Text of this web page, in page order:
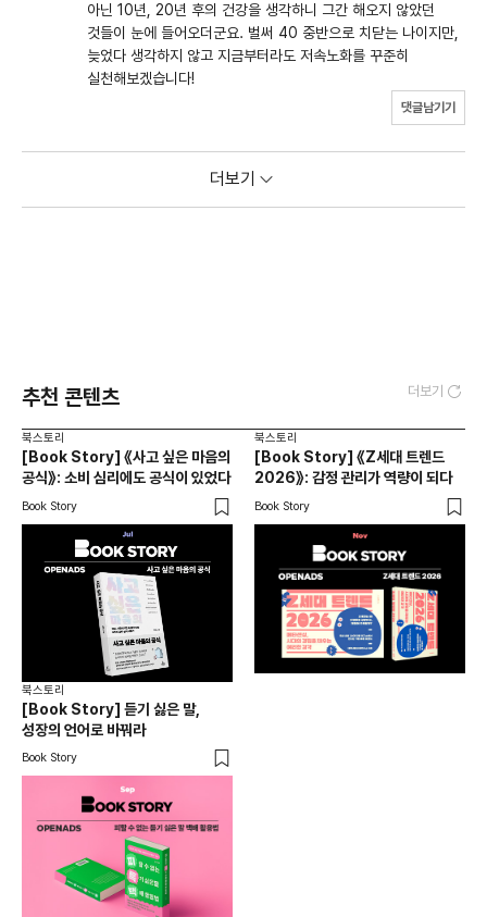
아닌 10년, 20년 후의 건강을 생각하니 그간 해오지 않았던
것들이 눈에 들어오더군요. 벌써 40 중반으로 치닫는 나이지만,
늦었다 생각하지 않고 지금부터라도 저속노화를 꾸준히
실천해보겠습니다!
댓글남기기
더보기
추천 콘텐츠 더보기
북스토리
[Book Story] 《사고 싶은 마음의
공식》: 소비 심리에도 공식이 있었다
Book Story
북스토리
[Book Story] 《Z세대 트렌드
2026》: 감정 관리가 역량이 되다
Book Story
북스토리
[Book Story] 듣기 싫은 말,
성장의 언어로 바꿔라
Book Story